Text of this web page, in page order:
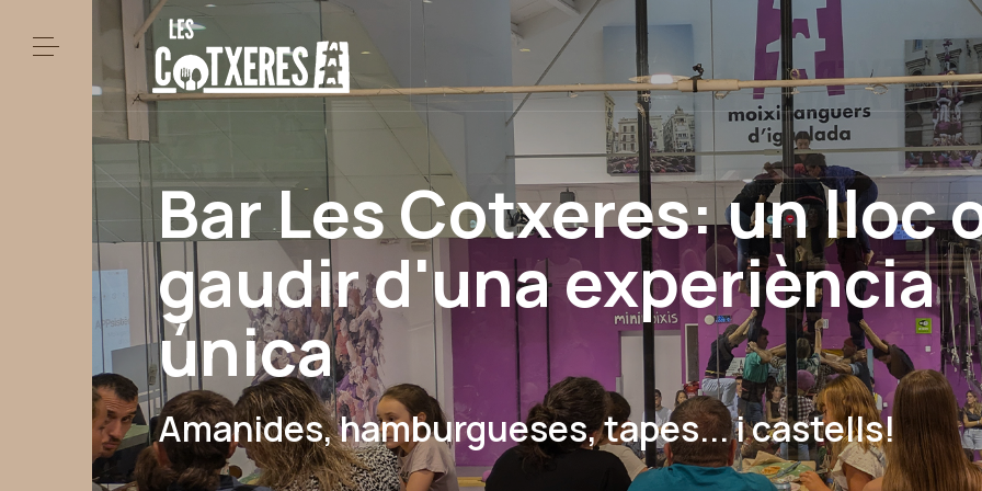
Bar Les Cotxeres: un lloc
gaudir d'una experiència
única
Amanides, hamburgueses, tapes... i castells!